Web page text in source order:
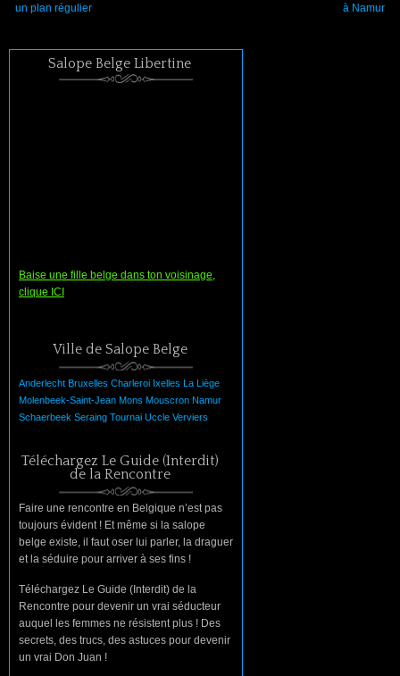
un plan régulier
à Namur
Salope Belge Libertine
Baise une fille belge dans ton voisinage,
clique ICI
Ville de Salope Belge
Anderlecht Bruxelles Charleroi Ixelles La Liège
Molenbeek-Saint-Jean Mons Mouscron Namur
Schaerbeek Seraing Tournai Uccle Verviers
Téléchargez Le Guide (Interdit)
de la Rencontre
Faire une rencontre en Belgique n’est pas
toujours évident ! Et même si la salope
belge existe, il faut oser lui parler, la draguer
et la séduire pour arriver à ses fins !
Téléchargez Le Guide (Interdit) de la
Rencontre pour devenir un vrai séducteur
auquel les femmes ne résistent plus ! Des
secrets, des trucs, des astuces pour devenir
un vrai Don Juan !